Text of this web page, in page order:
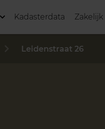
Kadasterdata Zakelijk
Leidenstraat 26